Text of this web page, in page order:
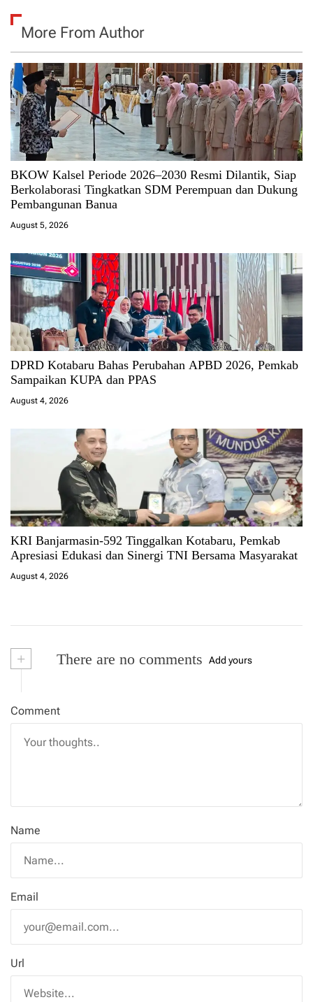
More From Author
BKOW Kalsel Periode 2026–2030 Resmi Dilantik, Siap
Berkolaborasi Tingkatkan SDM Perempuan dan Dukung
Pembangunan Banua
August 5, 2026
DPRD Kotabaru Bahas Perubahan APBD 2026, Pemkab
Sampaikan KUPA dan PPAS
August 4, 2026
KRI Banjarmasin-592 Tinggalkan Kotabaru, Pemkab
Apresiasi Edukasi dan Sinergi TNI Bersama Masyarakat
August 4, 2026
+ There are no comments Add yours
Comment
Name
Email
Url